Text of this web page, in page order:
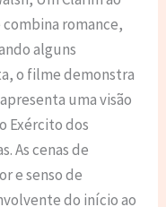
romance,
alguns
o filme demonstra
uma visão
Exército dos
As cenas de
e senso de
do início ao